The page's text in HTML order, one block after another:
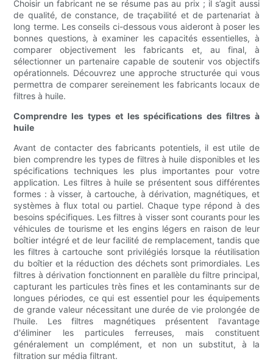
Choisir un fabricant ne se résume pas au prix ; il s’agit aussi
de qualité, de constance, de traçabilité et de partenariat à
long terme. Les conseils ci-dessous vous aideront à poser les
bonnes questions, à examiner les capacités essentielles, à
comparer objectivement les fabricants et, au final, à
sélectionner un partenaire capable de soutenir vos objectifs
opérationnels. Découvrez une approche structurée qui vous
permettra de comparer sereinement les fabricants locaux de
filtres à huile.
Comprendre les types et les spécifications des filtres à
huile
Avant de contacter des fabricants potentiels, il est utile de
bien comprendre les types de filtres à huile disponibles et les
spécifications techniques les plus importantes pour votre
application. Les filtres à huile se présentent sous différentes
formes : à visser, à cartouche, à dérivation, magnétiques, et
systèmes à flux total ou partiel. Chaque type répond à des
besoins spécifiques. Les filtres à visser sont courants pour les
véhicules de tourisme et les engins légers en raison de leur
boîtier intégré et de leur facilité de remplacement, tandis que
les filtres à cartouche sont privilégiés lorsque la réutilisation
du boîtier et la réduction des déchets sont primordiales. Les
filtres à dérivation fonctionnent en parallèle du filtre principal,
capturant les particules très fines et les contaminants sur de
longues périodes, ce qui est essentiel pour les équipements
de grande valeur nécessitant une durée de vie prolongée de
l'huile. Les filtres magnétiques présentent l'avantage
d'éliminer les particules ferreuses, mais constituent
généralement un complément, et non un substitut, à la
filtration sur média filtrant.